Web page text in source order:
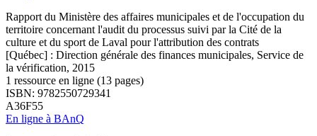
Rapport du Ministère des affaires municipales et de l'occupation du
territoire concernant l'audit du processus suivi par la Cité de la
culture et du sport de Laval pour l'attribution des contrats
[Québec] : Direction générale des finances municipales, Service de
la vérification, 2015
1 ressource en ligne (13 pages)
ISBN: 9782550729341
A36F55
En ligne à BAnQ